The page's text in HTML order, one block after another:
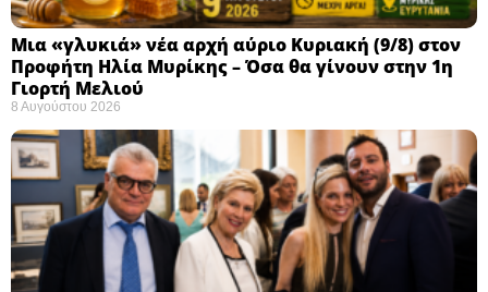
Μια «γλυκιά» νέα αρχή αύριο Κυριακή (9/8) στον
Προφήτη Ηλία Μυρίκης – Όσα θα γίνουν στην 1η
Γιορτή Μελιού
8 Αυγούστου 2026